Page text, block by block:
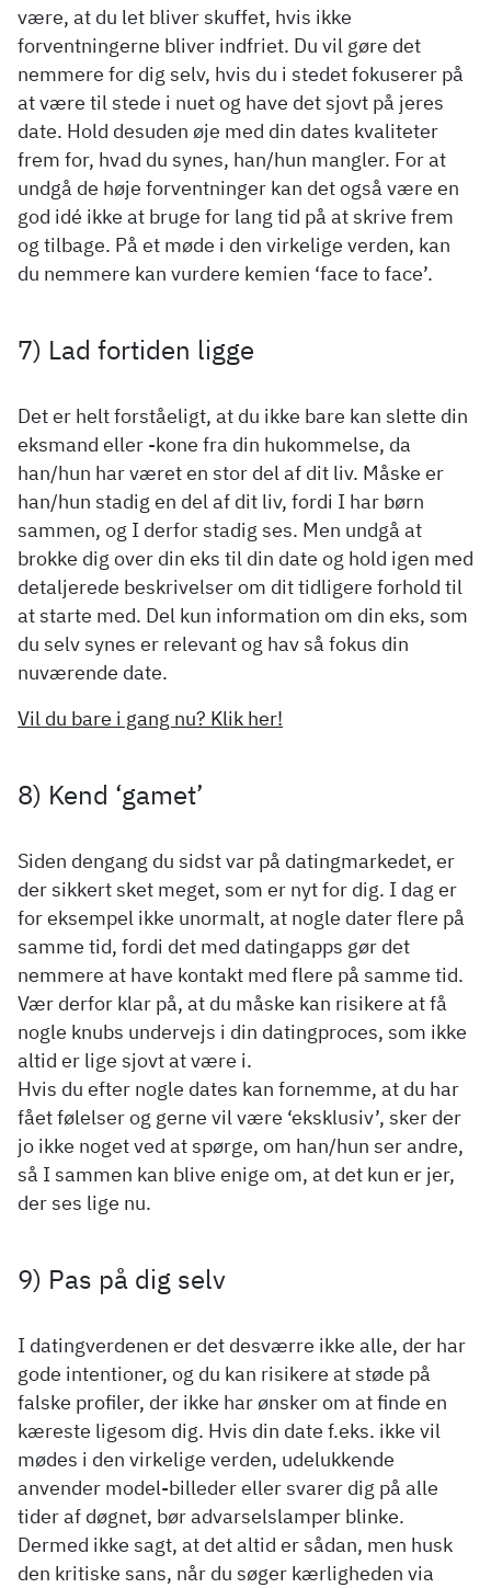
være, at du let bliver skuffet, hvis ikke
forventningerne bliver indfriet. Du vil gøre det
nemmere for dig selv, hvis du i stedet fokuserer på
at være til stede i nuet og have det sjovt på jeres
date. Hold desuden øje med din dates kvaliteter
frem for, hvad du synes, han/hun mangler. For at
undgå de høje forventninger kan det også være en
god idé ikke at bruge for lang tid på at skrive frem
og tilbage. På et møde i den virkelige verden, kan
du nemmere kan vurdere kemien ‘face to face’.
7) Lad fortiden ligge
Det er helt forståeligt, at du ikke bare kan slette din
eksmand eller -kone fra din hukommelse, da
han/hun har været en stor del af dit liv. Måske er
han/hun stadig en del af dit liv, fordi I har børn
sammen, og I derfor stadig ses. Men undgå at
brokke dig over din eks til din date og hold igen med
detaljerede beskrivelser om dit tidligere forhold til
at starte med. Del kun information om din eks, som
du selv synes er relevant og hav så fokus din
nuværende date.
Vil du bare i gang nu? Klik her!
8) Kend ‘gamet’
Siden dengang du sidst var på datingmarkedet, er
der sikkert sket meget, som er nyt for dig. I dag er
for eksempel ikke unormalt, at nogle dater flere på
samme tid, fordi det med datingapps gør det
nemmere at have kontakt med flere på samme tid.
Vær derfor klar på, at du måske kan risikere at få
nogle knubs undervejs i din datingproces, som ikke
altid er lige sjovt at være i.
Hvis du efter nogle dates kan fornemme, at du har
fået følelser og gerne vil være ‘eksklusiv’, sker der
jo ikke noget ved at spørge, om han/hun ser andre,
så I sammen kan blive enige om, at det kun er jer,
der ses lige nu.
9) Pas på dig selv
I datingverdenen er det desværre ikke alle, der har
gode intentioner, og du kan risikere at støde på
falske profiler, der ikke har ønsker om at finde en
kæreste ligesom dig. Hvis din date f.eks. ikke vil
mødes i den virkelige verden, udelukkende
anvender model-billeder eller svarer dig på alle
tider af døgnet, bør advarselslamper blinke.
Dermed ikke sagt, at det altid er sådan, men husk
den kritiske sans, når du søger kærligheden via